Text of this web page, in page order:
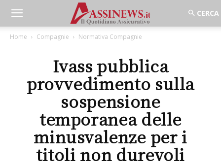
Home Compagnie Normativa Compagnie
Ivass pubblica
provvedimento sulla
sospensione
temporanea delle
minusvalenze per i
titoli non durevoli